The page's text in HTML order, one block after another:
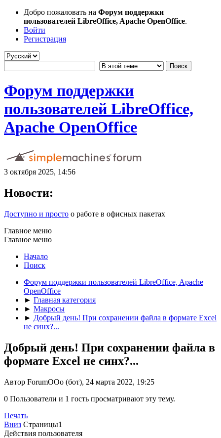
Добро пожаловать на Форум поддержки
пользователей LibreOffice, Apache OpenOffice.
Войти
Регистрация
Форум поддержки
пользователей LibreOffice,
Apache OpenOffice
3 октября 2025, 14:56
Новости:
Доступно и просто о работе в офисных пакетах
Главное меню
Главное меню
Начало
Поиск
Форум поддержки пользователей LibreOffice, Apache
OpenOffice
► Главная категория
► Макросы
► Добрый день! При сохранении файла в формате Excel
не синх?...
Добрый день! При сохранении файла в
формате Excel не синх?...
Автор ForumOOo (бот), 24 марта 2022, 19:25
0 Пользователи и 1 гость просматривают эту тему.
Печать
Вниз Страницы1
Действия пользователя